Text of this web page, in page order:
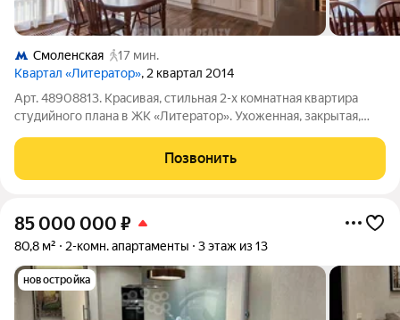
Смоленская
17 мин.
Квартал «Литератор», 2 квартал 2014
Арт. 48908813. Красивая, стильная 2-х комнатная квартира
студийного плана в ЖК «Литератор». Ухоженная, закрытая,
паркинг (м/м обсуждаемо). Авторский ремонт в квартире с
элементами «Loft». В квартире:
Позвонить
85 000 000 ₽
80,8 м² 2-комн. апартаменты 3 этаж из 13
новостройка